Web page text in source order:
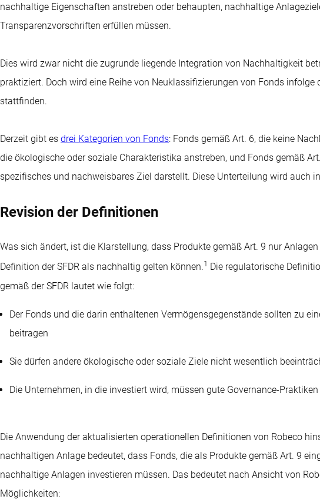
nachhaltige Eigenschaften anstreben oder behaupten, nachhaltige
Transparenzvorschriften erfüllen müssen.
Dies wird zwar nicht die zugrunde liegende Integration von Nachhaltigkeit
praktiziert. Doch wird eine Reihe von Neuklassifizierungen von Fonds infolge
stattfinden.
Derzeit gibt es drei Kategorien von Fonds: Fonds gemäß Art. 6, die keine
die ökologische oder soziale Charakteristika anstreben, und Fonds gemäß
spezifisches und nachweisbares Ziel darstellt. Diese Unterteilung wird auch
Revision der Definitionen
Was sich ändert, ist die Klarstellung, dass Produkte gemäß Art. 9 nur
Definition der SFDR als nachhaltig gelten können.1 Die regulatorische
gemäß der SFDR lautet wie folgt:
Der Fonds und die darin enthaltenen Vermögensgegenstände sollten zu
beitragen
Sie dürfen andere ökologische oder soziale Ziele nicht wesentlich
Die Unternehmen, in die investiert wird, müssen gute Governance-
Die Anwendung der aktualisierten operationellen Definitionen von Robeco
nachhaltigen Anlage bedeutet, dass Fonds, die als Produkte gemäß Art. 9
nachhaltige Anlagen investieren müssen. Das bedeutet nach Ansicht von
Möglichkeiten: